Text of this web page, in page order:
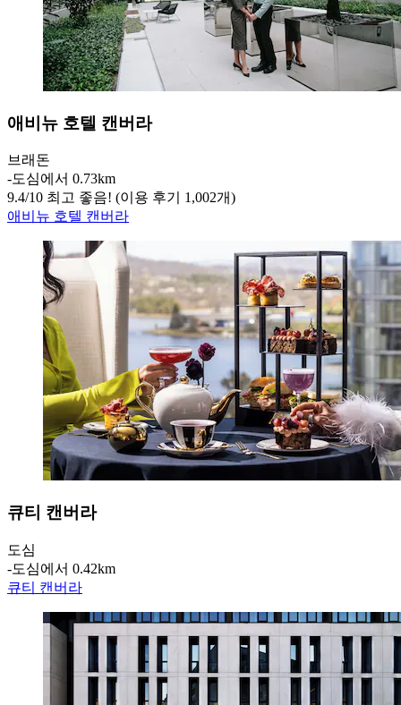
애비뉴 호텔 캔버라
브래돈
‐도심에서 0.73km
9.4/10 최고 좋음! (이용 후기 1,002개)
애비뉴 호텔 캔버라
큐티 캔버라
도심
‐도심에서 0.42km
큐티 캔버라